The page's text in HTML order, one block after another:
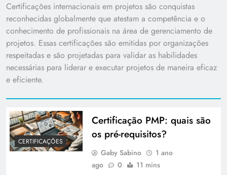
Certificações internacionais em projetos são conquistas
reconhecidas globalmente que atestam a competência e o
conhecimento de profissionais na área de gerenciamento de
projetos. Essas certificações são emitidas por organizações
respeitadas e são projetadas para validar as habilidades
necessárias para liderar e executar projetos de maneira eficaz
e eficiente.
CERTIFICAÇÕES
Certificação PMP: quais são
os pré-requisitos?
Gaby Sabino
1 ano
ago
0 11 mins